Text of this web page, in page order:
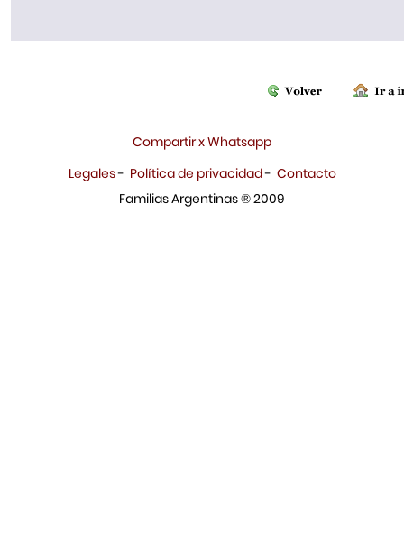
Compartir x Whatsapp
Legales- Política de privacidad- Contacto
Familias Argentinas ® 2009